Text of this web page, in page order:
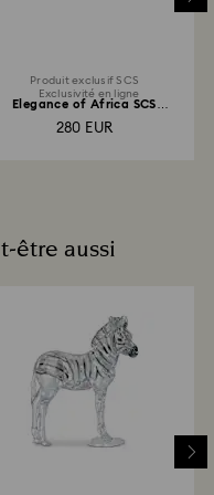
Produit exclusif SCS
Exclusivité en ligne
Elegance of Africa SCS
280 EUR
être aussi